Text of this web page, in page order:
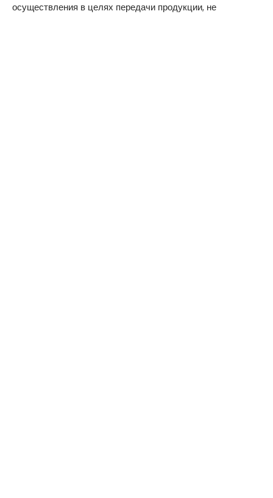
осуществления в целях передачи продукции, не